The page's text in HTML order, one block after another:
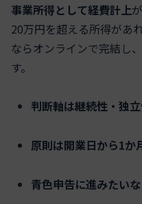
事業所得として経費計上
20万円を超える所得があ
ならオンラインで完結し
す。
判断軸は継続性・独
原則は開業日から1か
青色申告に進みたい